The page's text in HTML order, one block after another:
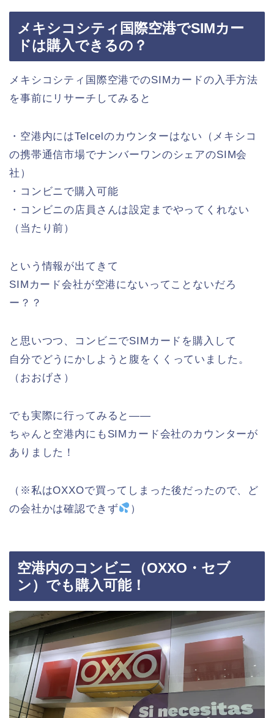
メキシコシティ国際空港でSIMカー
ドは購入できるの？
メキシコシティ国際空港でのSIMカードの入手方法
を事前にリサーチしてみると
・空港内にはTelcelのカウンターはない（メキシコ
の携帯通信市場でナンバーワンのシェアのSIM会
社）
・コンビニで購入可能
・コンビニの店員さんは設定までやってくれない
（当たり前）
という情報が出てきて
SIMカード会社が空港にないってことないだろ
ー？？
と思いつつ、コンビニでSIMカードを購入して
自分でどうにかしようと腹をくくっていました。
（おおげさ）
でも実際に行ってみると——
ちゃんと空港内にもSIMカード会社のカウンターが
ありました！
（※私はOXXOで買ってしまった後だったので、ど
の会社かは確認できず
）
空港内のコンビニ（OXXO・セブ
ン）でも購入可能！